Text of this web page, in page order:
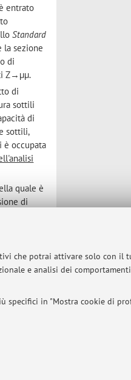
che potrai attivare solo con il
e analisi dei
specifici in "Mostra cookie di
entrato
Standard
la sezione
di
Z→μμ.
di
sottili
di
sottili,
è occupata
quale è
di
si
con
test su
Pisa